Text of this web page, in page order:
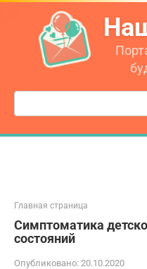
Перейти
контенту
Поиск:
Главная страница
Симптоматика
состояний
Опубликовано: 20.10.2020